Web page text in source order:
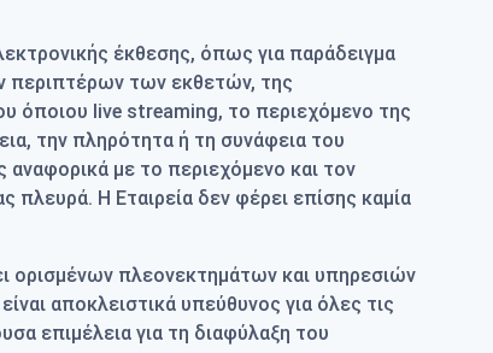
έκθεσης, όπως για παράδειγμα
περιπτέρων των εκθετών, της
όποιου live streaming, το περιεχόμενο της
την πληρότητα ή τη συνάφεια του
αναφορικά με το περιεχόμενο και τον
Η Εταιρεία δεν φέρει επίσης καμία
ορισμένων πλεονεκτημάτων και υπηρεσιών
αποκλειστικά υπεύθυνος για όλες τις
επιμέλεια για τη διαφύλαξη του